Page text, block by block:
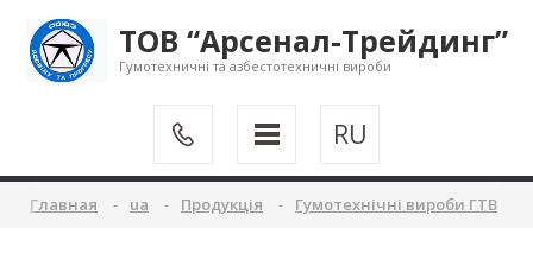
ТОВ “Арсенал-Трейдинг”
Гумотехничні та азбестотехничні вироби
RU
Главная ua Продукція Гумотехнічні вироби ГТВ